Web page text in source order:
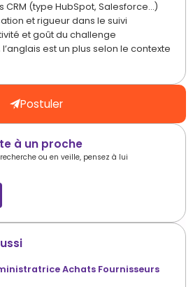
à un proche
ou en veille, pensez à lui
Achats Fournisseurs
CRM (type HubSpot, Salesforce…)
et rigueur dans le suivi
et goût du challenge
est un plus selon le contexte
Postuler